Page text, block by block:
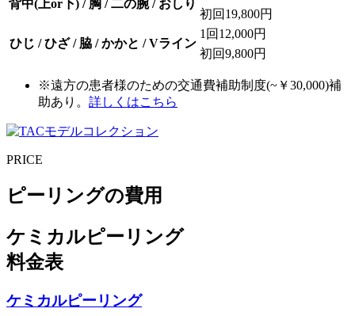
背中(上or下) / 胸 / 二の腕 / おしり
初回 19,800円
ひじ / ひざ / 脇 / かかと / Vライン
1回 12,000円
初回9,800円
※遠方の患者様のための交通費補助制度(~￥30,000)補
助あり。 詳しくはこちら
PRICE
ピーリングの費用
ケミカルピーリング
料金表
ケミカルピーリング